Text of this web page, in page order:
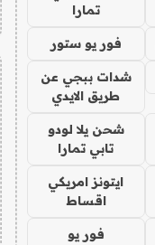
تمارا
فور يو ستور
شدات ببجي عن
طريق الايدي
شحن يلا لودو
تابي تمارا
ايتونز امريكي
اقساط
فور يو